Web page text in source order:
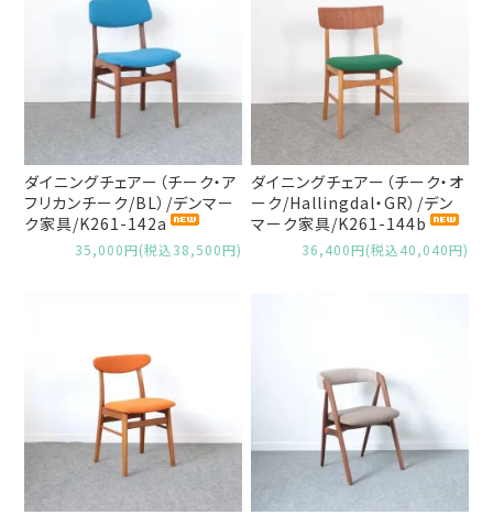
ダイニングチェアー（チーク・ア
フリカンチーク/BL）/デンマー
ク家具/K261-142a
35,000円(税込38,500円)
ダイニングチェアー（チーク・オ
ーク/Hallingdal・GR）/デン
マーク家具/K261-144b
36,400円(税込40,040円)